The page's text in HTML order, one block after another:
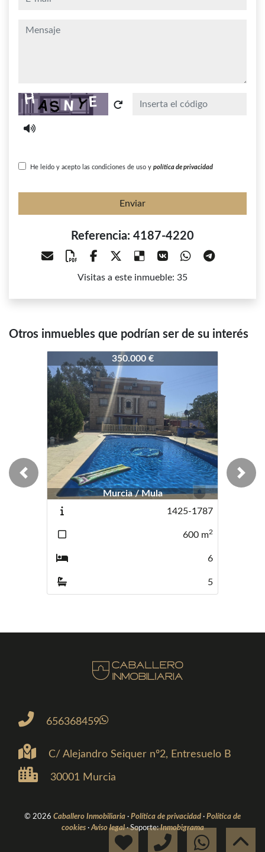
mensaje
Captcha
He leído y acepto las condiciones de uso y política de privacidad
Enviar
Referencia: 4187-4220
Visitas a este inmueble: 35
Otros inmuebles que podrían ser de su interés
4187-4220 350.000 €
Murcia / Mula
1425-1787
m2
4187-4220 255.000 €
Murcia / LA MERCED
3683-3821-VE
Previous Next
656368459
C/ Alejandro Seiquer nº2, Entresuelo B
30001 Murcia
© 2026 Caballero Inmobiliaria · Política de privacidad · Política de
cookies ·Aviso legal· Soporte:Inmobigrama